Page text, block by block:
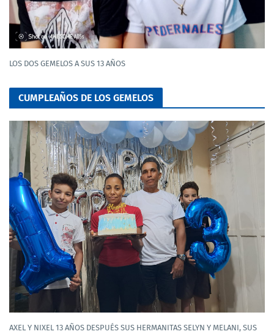
LOS DOS GEMELOS A SUS 13 AÑOS
CUMPLEAÑOS DE LOS GEMELOS
AXEL Y NIXEL 13 AÑOS DESPUÉS SUS HERMANITAS SELYN Y MELANI, SUS